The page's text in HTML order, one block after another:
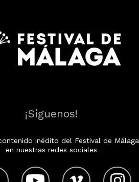
¡Siguenos!
inédito del Festival de Málaga
en nuestras redes sociales